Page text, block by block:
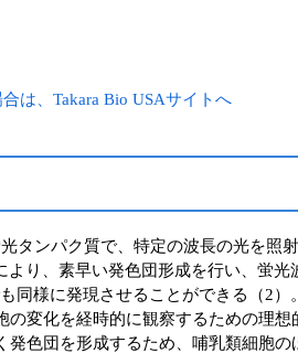
は、Takara Bio USAサイトへ
タンパク質で、特定の波長の光を照
り、素早い発色団形成を行い、蛍
同様に発現させることができる（2）。
変化を経時的に観察するための理
色団を形成するため、哺乳類細胞